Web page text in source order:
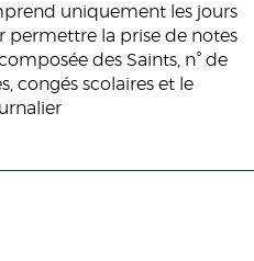
uniquement les jours
permettre la prise de notes
des Saints, n° de
congés scolaires et le